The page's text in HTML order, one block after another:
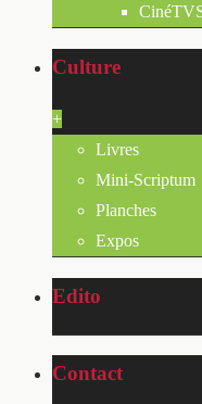
Culture
+
Livres
Mini-Scriptum
Planches
Expos
Edito
Contact